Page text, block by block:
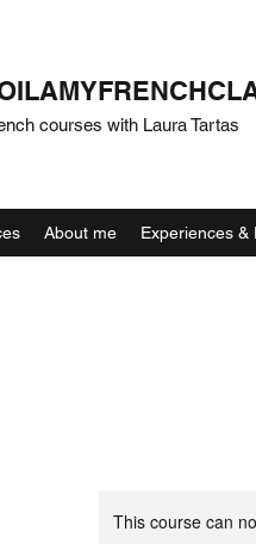
courses with Laura Tartas
About me Experiences &
This course can